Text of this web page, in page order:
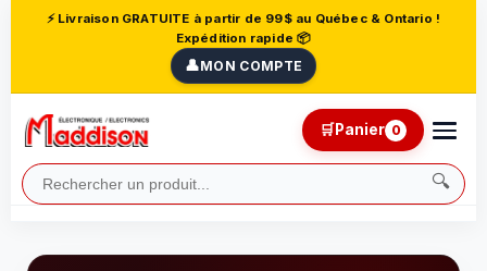
⚡ Livraison GRATUITE à partir de 99$ au Québec & Ontario !
Expédition rapide 📦
👤MON COMPTE
🔍
🛒Panier 0